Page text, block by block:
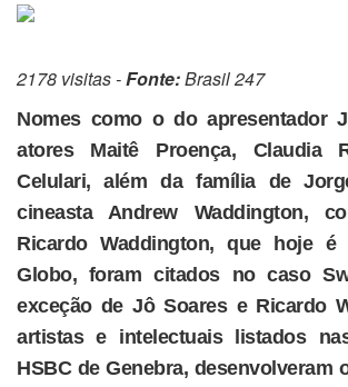
2178 visitas -Fonte:Brasil 247
Nomes como o do apresentador
atores Maitê Proença, Claudia
Celulari, além da família de
cineasta Andrew Waddington,
Ricardo Waddington, que hoje
Globo, foram citados no caso
exceção de Jô Soares e Ricardo
artistas e intelectuais listados
HSBC de Genebra, desenvolveram